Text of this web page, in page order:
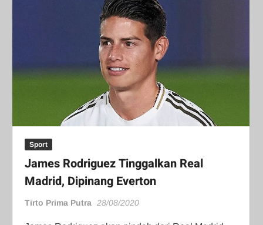
Sport
James Rodriguez Tinggalkan Real
Madrid, Dipinang Everton
Tirto Prima Putra 28/08/2020